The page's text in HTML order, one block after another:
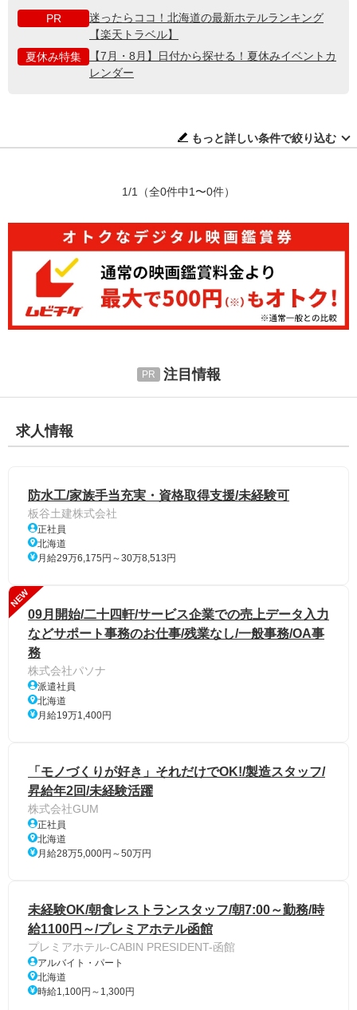
PR
迷ったらココ！北海道の最新ホテルランキング
【楽天トラベル】
夏休み特集
【7月・8月】日付から探せる！夏休みイベントカ
レンダー
もっと詳しい条件で絞り込む
1/1 （全0件中1〜0件）
注目情報
求人情報
防水工/家族手当充実・資格取得支援/未経験可
板谷土建株式会社
正社員
北海道
月給29万6,175円～30万8,513円
NEW
09月開始/二十四軒/サービス企業での売上データ入力
などサポート事務のお仕事/残業なし/一般事務/OA事
務
株式会社パソナ
派遣社員
北海道
月給19万1,400円
「モノづくりが好き」それだけでOK!/製造スタッフ/
昇給年2回/未経験活躍
株式会社GUM
正社員
北海道
月給28万5,000円～50万円
未経験OK/朝食レストランスタッフ/朝7:00～勤務/時
給1100円～/プレミアホテル函館
プレミアホテル-CABIN PRESIDENT-函館
アルバイト・パート
北海道
時給1,100円～1,300円